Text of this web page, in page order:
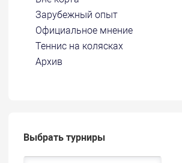
Зарубежный опыт
Официальное мнение
Теннис на колясках
Архив
Выбрать турниры